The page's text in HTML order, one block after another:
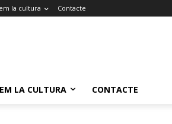
la cultura Contacte
LA CULTURA CONTACTE